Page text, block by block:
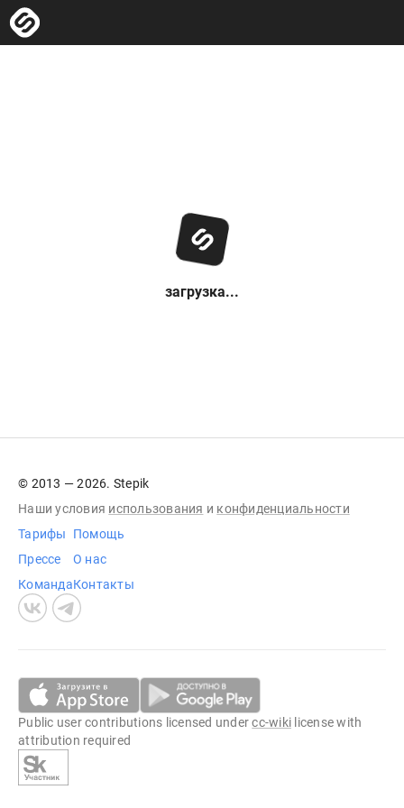
загрузка...
© 2013 — 2026. Stepik
Наши условия использования и конфиденциальности
Тарифы
Прессе
Команда
Помощь
О нас
Контакты
Public user contributions licensed undercc-wiki license with
attribution required